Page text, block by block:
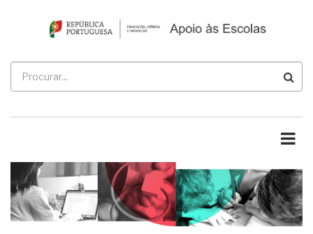
conteúdo
principal